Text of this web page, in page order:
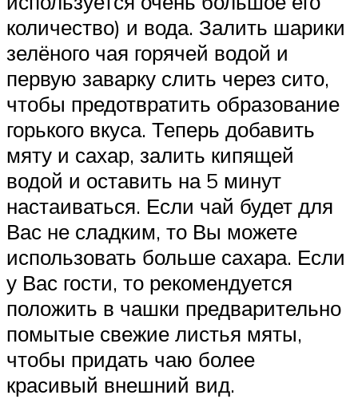
количество) и вода. Залить шарики
зелёного чая горячей водой и
первую заварку слить через сито,
чтобы предотвратить образование
горького вкуса. Теперь добавить
мяту и сахар, залить кипящей
водой и оставить на 5 минут
настаиваться. Если чай будет для
Вас не сладким, то Вы можете
использовать больше сахара. Если
у Вас гости, то рекомендуется
положить в чашки предварительно
помытые свежие листья мяты,
чтобы придать чаю более
красивый внешний вид.